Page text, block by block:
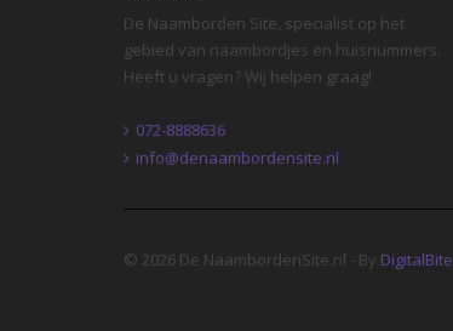
De Naamborden Site, specialist op het
gebied van naambordjes en huisnummers.
Heeft u vragen? Wij helpen graag!
072-8888636
info@denaambordensite.nl
© 2026 De NaambordenSite.nl - By DigitalBite